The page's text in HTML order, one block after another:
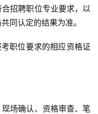
招聘职位专业要求，以
同认定的结果为准。
职位要求的相应资格证
场确认、资格审查、笔